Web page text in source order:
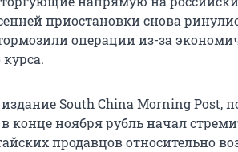
приостановки снова
операции из-за
South China Morning Post,
конце ноября рубль начал
продавцов относительно